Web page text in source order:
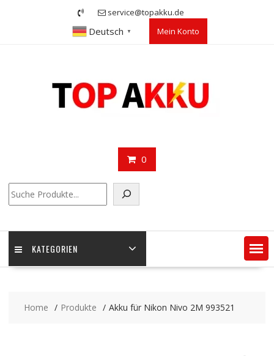
service@topakku.de
Deutsch ▼ Mein Konto
0
KATEGORIEN
Home Produkte Akku für Nikon Nivo 2M 993521